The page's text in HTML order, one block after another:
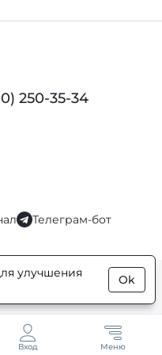
250-35-34
Телеграм-бот
парфюмерии и
Вход Меню
улучшения
Ok